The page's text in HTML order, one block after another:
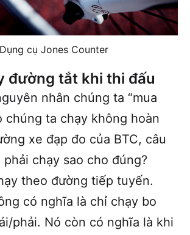
Dụng cụ Jones Counter
đường tắt khi thi đấu
nhân chúng ta “mua
chúng ta chạy không hoàn
xe đạp đo của BTC, câu
chạy sao cho đúng?
theo đường tiếp tuyến.
có nghĩa là chỉ chạy bo
phải. Nó còn có nghĩa là khi